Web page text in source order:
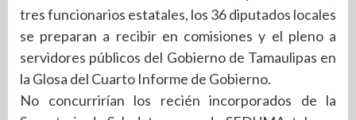
tres funcionarios estatales, los 36 diputados locales
se preparan a recibir en comisiones y el pleno a
servidores públicos del Gobierno de Tamaulipas en
la Glosa del Cuarto Informe de Gobierno.
No concurrirían los recién incorporados de la